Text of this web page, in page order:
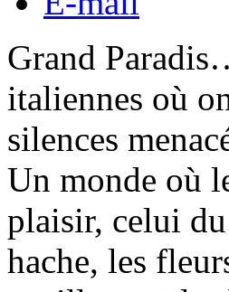
Grand
italiennes où
silences
Un monde où
plaisir, celui
hache, les